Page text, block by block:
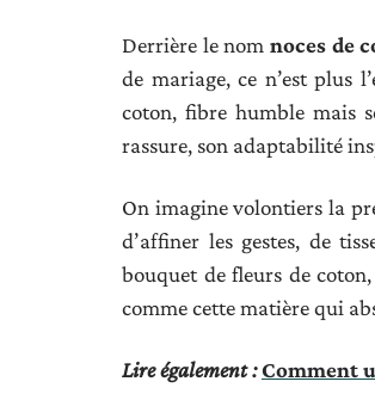
Derrière le nom noces de
de mariage, ce n’est plus
coton, fibre humble mais
rassure, son adaptabilité
On imagine volontiers la
d’affiner les gestes, de
bouquet de fleurs de
comme cette matière qui
Lire également :Comment